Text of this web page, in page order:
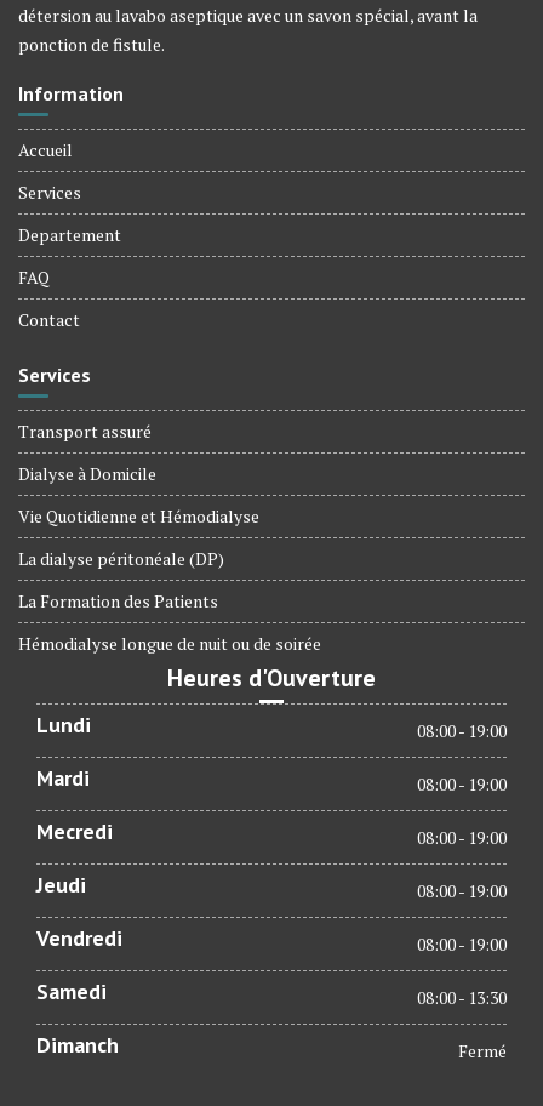
détersion au lavabo aseptique avec un savon spécial, avant la
ponction de fistule.
Information
Accueil
Services
Departement
FAQ
Contact
Services
Transport assuré
Dialyse à Domicile
Vie Quotidienne et Hémodialyse
La dialyse péritonéale (DP)
La Formation des Patients
Hémodialyse longue de nuit ou de soirée
Heures d'Ouverture
Lundi 08:00 - 19:00
Mardi 08:00 - 19:00
Mecredi 08:00 - 19:00
Jeudi 08:00 - 19:00
Vendredi 08:00 - 19:00
Samedi 08:00 - 13:30
Dimanch Fermé